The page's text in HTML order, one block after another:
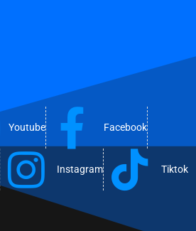
Youtube Facebook
Instagram Tiktok